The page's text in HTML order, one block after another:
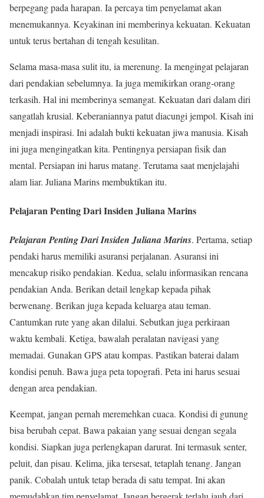
berpegang pada harapan. Ia percaya tim penyelamat akan
menemukannya. Keyakinan ini memberinya kekuatan. Kekuatan
untuk terus bertahan di tengah kesulitan.
Selama masa-masa sulit itu, ia merenung. Ia mengingat pelajaran
dari pendakian sebelumnya. Ia juga memikirkan orang-orang
terkasih. Hal ini memberinya semangat. Kekuatan dari dalam diri
sangatlah krusial. Keberaniannya patut diacungi jempol. Kisah ini
menjadi inspirasi. Ini adalah bukti kekuatan jiwa manusia. Kisah
ini juga mengingatkan kita. Pentingnya persiapan fisik dan
mental. Persiapan ini harus matang. Terutama saat menjelajahi
alam liar. Juliana Marins membuktikan itu.
Pelajaran Penting Dari Insiden Juliana Marins
Pelajaran Penting Dari Insiden Juliana Marins. Pertama, setiap
pendaki harus memiliki asuransi perjalanan. Asuransi ini
mencakup risiko pendakian. Kedua, selalu informasikan rencana
pendakian Anda. Berikan detail lengkap kepada pihak
berwenang. Berikan juga kepada keluarga atau teman.
Cantumkan rute yang akan dilalui. Sebutkan juga perkiraan
waktu kembali. Ketiga, bawalah peralatan navigasi yang
memadai. Gunakan GPS atau kompas. Pastikan baterai dalam
kondisi penuh. Bawa juga peta topografi. Peta ini harus sesuai
dengan area pendakian.
Keempat, jangan pernah meremehkan cuaca. Kondisi di gunung
bisa berubah cepat. Bawa pakaian yang sesuai dengan segala
kondisi. Siapkan juga perlengkapan darurat. Ini termasuk senter,
peluit, dan pisau. Kelima, jika tersesat, tetaplah tenang. Jangan
panik. Cobalah untuk tetap berada di satu tempat. Ini akan